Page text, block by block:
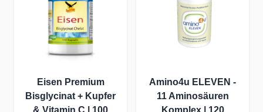
Eisen Premium
Bisglycinat + Kupfer
& Vitamin C | 100
Amino4u ELEVEN -
11 Aminosäuren
Komplex | 120